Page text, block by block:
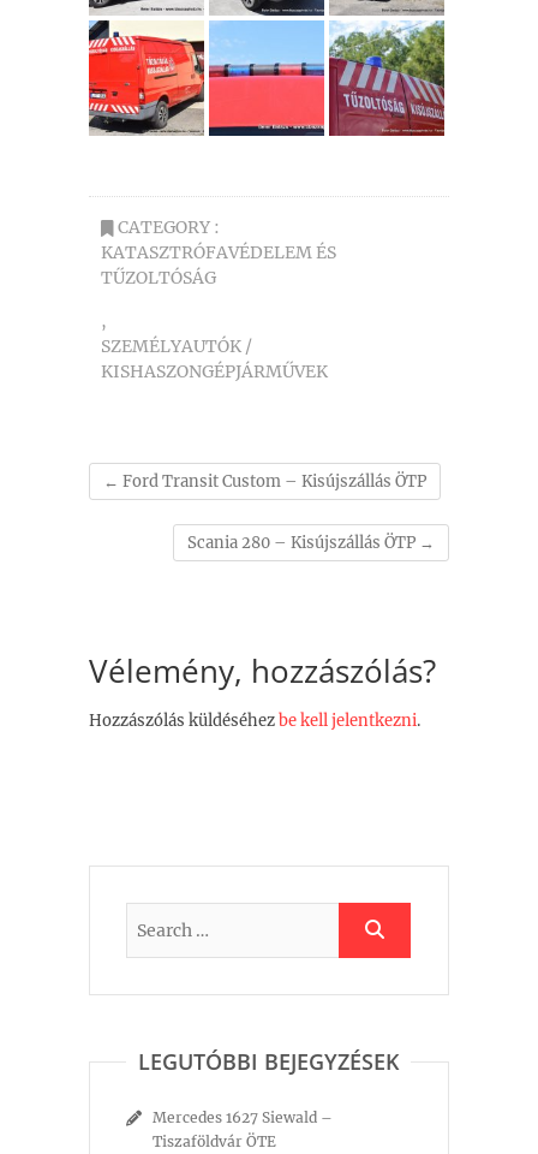
CATEGORY :
KATASZTRÓFAVÉDELEM ÉS
TŰZOLTÓSÁG
,
SZEMÉLYAUTÓK /
KISHASZONGÉPJÁRMŰVEK
← Ford Transit Custom – Kisújszállás ÖTP
Scania 280 – Kisújszállás ÖTP →
Vélemény, hozzászólás?
Hozzászólás küldéséhezbe kell jelentkezni.
LEGUTÓBBI BEJEGYZÉSEK
Mercedes 1627 Siewald –
Tiszaföldvár ÖTE